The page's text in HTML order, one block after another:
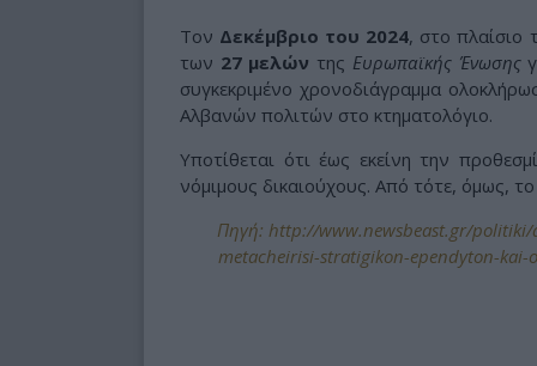
Τον Δεκέμβριο του 2024, στο πλαίσιο
των 27 μελών της Ευρωπαϊκής Ένωσης
συγκεκριμένο χρονοδιάγραμμα
Αλβανών πολιτών στο κτηματολόγιο.
Υποτίθεται ότι έως εκείνη την
νόμιμους δικαιούχους. Από τότε, όμως,
Πηγή: http://www.newsbeast.gr/
metacheirisi-stratigikon-ependyton-